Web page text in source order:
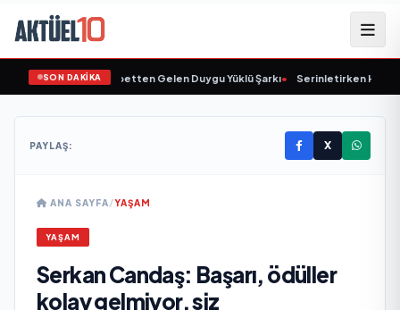
SON DAKİKA
"Sevmeli mi": Gurbetten Gelen Duygu Yüklü Şarkı• Serinletirken Hasta
PAYLAŞ: X
ANA SAYFA/YAŞAM
YAŞAM
Serkan Candaş: Başarı, ödüller
kolay gelmiyor, siz